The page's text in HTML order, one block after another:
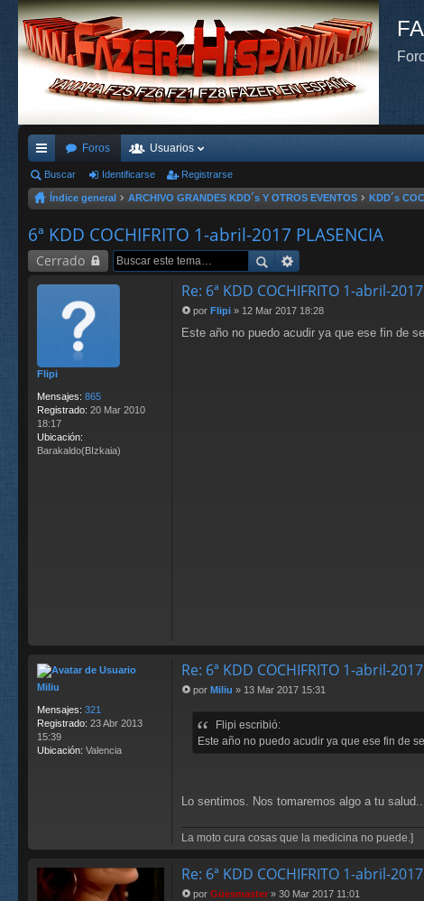
nl
ac
es
rá
pi
Foros Usuarios
Buscar Identificarse Registrarse
Índice general ARCHIVO GRANDES KDD´s Y OTROS EVENTOS KDD´s
6ª KDD COCHIFRITO 1-abril-2017 PLASENCIA
Cerrado
Flipi
Mensajes: 865
Registrado: 20 Mar 2010
18:17
Ubicación:
Barakaldo(BIzkaia)
Re: 6ª KDD COCHIFRITO 1-abril-
e
por Flipi » 12 Mar 2017 18:28
Este año no puedo acudir ya que ese fin de
Miliu
Mensajes: 321
Registrado: 23 Abr 2013
15:39
Ubicación: Valencia
Re: 6ª KDD COCHIFRITO 1-abril-
e
a
por Miliu » 13 Mar 2017 15:31
Flipi escribió:
Este año no puedo acudir ya que ese fin de
Lo sentimos. Nos tomaremos algo a tu
La moto cura cosas que la medicina no puede.]
Re: 6ª KDD COCHIFRITO 1-abril-
por Güesmaster » 30 Mar 2017 11:01